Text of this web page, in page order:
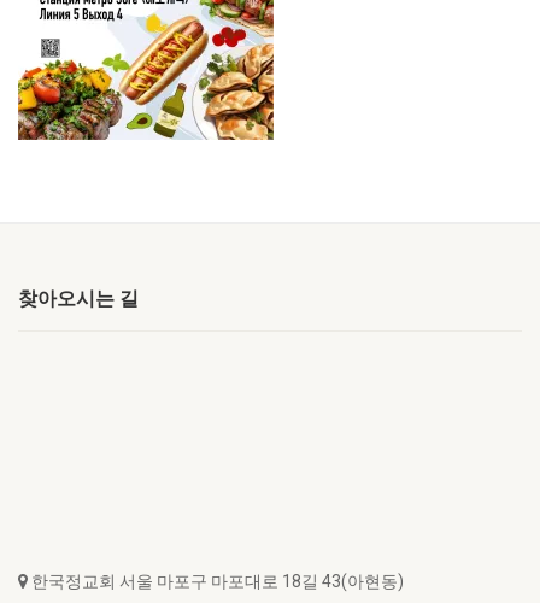
찾아오시는 길
한국정교회 서울 마포구 마포대로 18길 43(아현동)